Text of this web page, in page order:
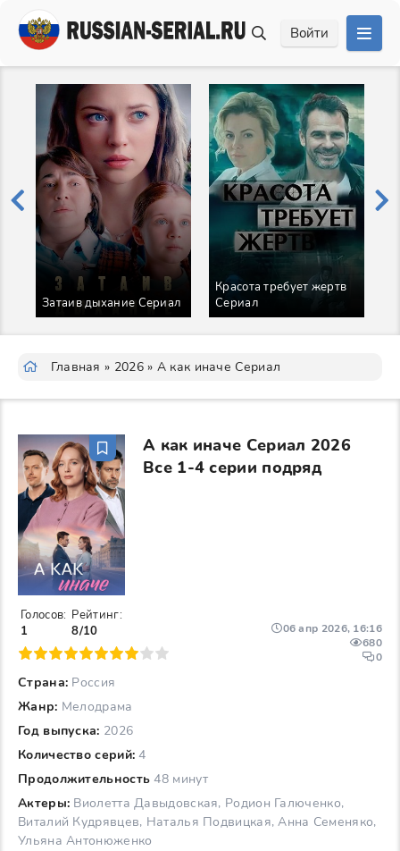
Войти
Затаив дыхание Сериал
Красота требует жертв
Сериал
Главная » 2026» А как иначе Сериал
А как иначе Сериал 2026
Все 1-4 серии подряд
Страна: Россия
Жанр: Мелодрама
Год выпуска: 2026
Количество серий: 4
Продолжительность 48 минут
Актеры: Виолетта Давыдовская, Родион Галюченко,
Виталий Кудрявцев, Наталья Подвицкая, Анна Семеняко,
Ульяна Антонюженко
06 апр 2026, 16:16
680
0
Голосов:
1
Рейтинг:
8/10
7 8 9 10